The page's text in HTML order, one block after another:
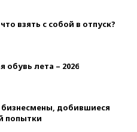
взять с собой в отпуск?
обувь лета – 2026
добившиеся
попытки